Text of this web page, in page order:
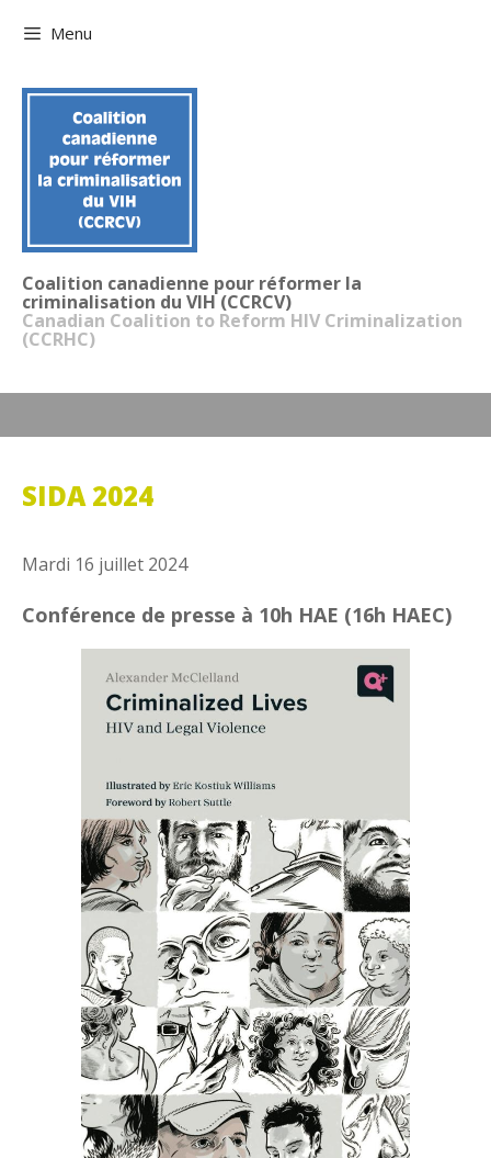
contenu
Menu
Coalition canadienne pour réformer la
criminalisation du VIH (CCRCV)
Canadian Coalition to Reform HIV Criminalization
(CCRHC)
SIDA 2024
Mardi 16 juillet 2024
Conférence de presse à 10h HAE (16h HAEC)